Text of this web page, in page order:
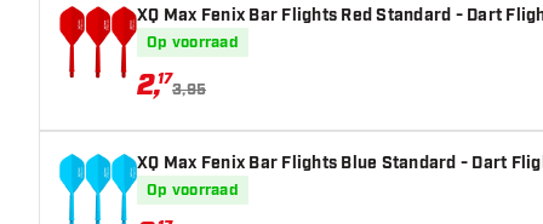
XQ Max Fenix Bar Flights Red Standard - Dart
Op voorraad
2,17
3,95
XQ Max Fenix Bar Flights Blue Standard - Dart
Op voorraad